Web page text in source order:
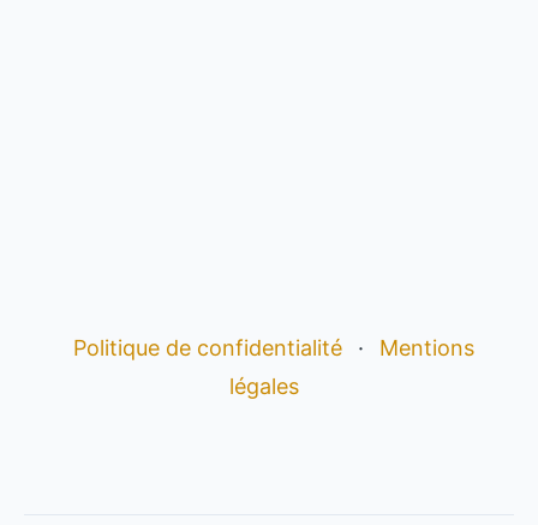
Politique de confidentialité ·
Mentions
légales